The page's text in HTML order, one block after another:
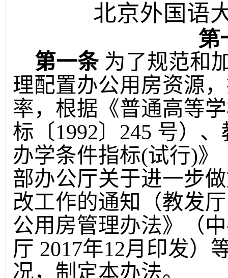
北京外国语
第
第一条 为了规范和
理配置办公用房资源
率，根据《普通高等
标〔1992〕 245 号）、
办学条件指标(试行)》
部办公厅关于进一步
改工作的通知（教发厅
公用房管理办法》（
厅 2017年12月印发）
况，制定本办法。